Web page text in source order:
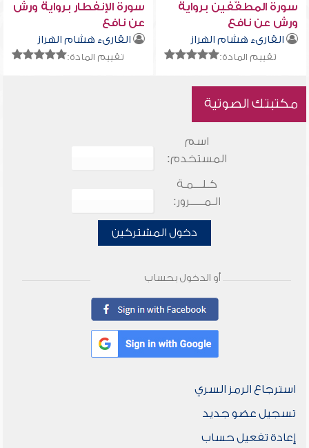
سورة المطفّفين برواية
ورش عن نافع
القارىء هشام الهراز
تقييم المادة:
سورة الإنفطار برواية ورش
عن نافع
القارىء هشام الهراز
تقييم المادة:
مكتبتك الصوتية
اسم
المستخدم:
كـلـــمـة
الـمـــــرور:
دخول المشتركين
أو الدخول بحساب
استرجاع الرمز السري
تسجيل عضو جديد
إعادة تفعيل حساب